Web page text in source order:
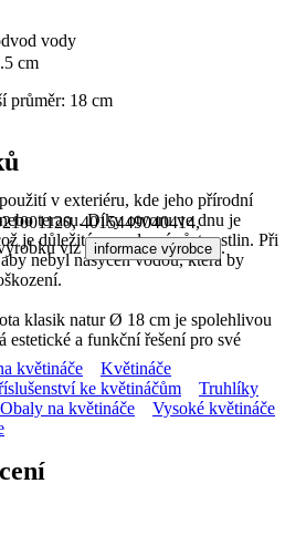
cm
4015449040414,
vody
průměr: 18 cm
v exteriéru, kde jeho přírodní
terasu. Díky otvoru ve dnu je
je důležité pro zdravý růst rostlin. Při
nebyl nasycen vodou, která by
klasik natur Ø 18 cm je spolehlivou
estetické a funkční řešení pro své
viz informace výrobce .
květináče
Květináče
ke květináčům
Truhlíky
Obaly na květináče
Vysoké květináče